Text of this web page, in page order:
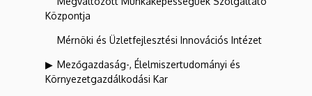
Központja
Mérnöki és Üzletfejlesztési Innovációs Intézet
Mezőgazdaság-, Élelmiszertudományi és
Környezetgazdálkodási Kar